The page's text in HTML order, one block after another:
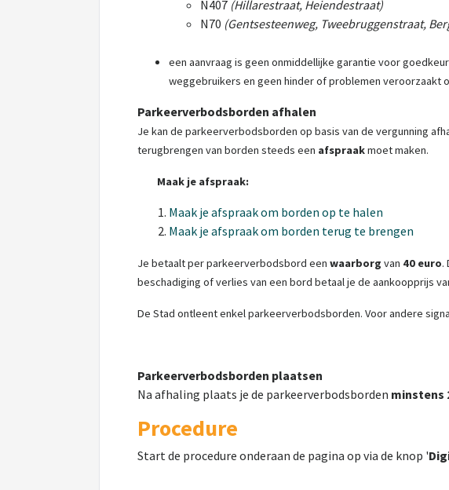
N407 (Hillarestraat, Heiendestraat)
N70 (Gentsesteenweg, Tweebruggenstraat,
een aanvraag is geen onmiddellijke garantie voor
weggebruikers en geen hinder of problemen
Parkeerverbodsborden afhalen
Je kan de parkeerverbodsborden op basis van de vergunning
terugbrengen van borden steeds een afspraakmoet maken.
Maak je afspraak:
Maak je afspraak om borden op te halen
Maak je afspraak om borden terug te brengen
Je betaalt per parkeerverbodsbord een waarborg van 40 euro.
beschadiging of verlies van een bord betaal je de aankoopprijs
De Stad ontleent enkel parkeerverbodsborden. Voor andere
Parkeerverbodsborden plaatsen
Na afhaling plaats je de parkeerverbodsborden minstens
Procedure
Start de procedure onderaan de pagina op via de knop '